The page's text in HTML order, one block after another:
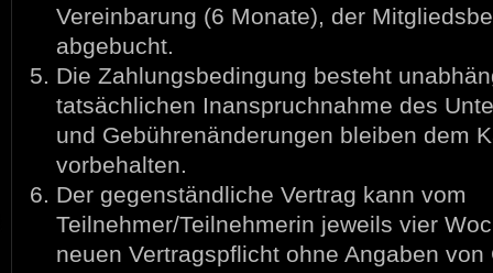
Vereinbarung (6 Monate), der
abgebucht.
Die Zahlungsbedingung besteht
tatsächlichen Inanspruchnahme des
und Gebührenänderungen bleiben dem
vorbehalten.
Der gegenständliche Vertrag kann vom
Teilnehmer/Teilnehmerin jeweils vier
neuen Vertragspflicht ohne Angaben